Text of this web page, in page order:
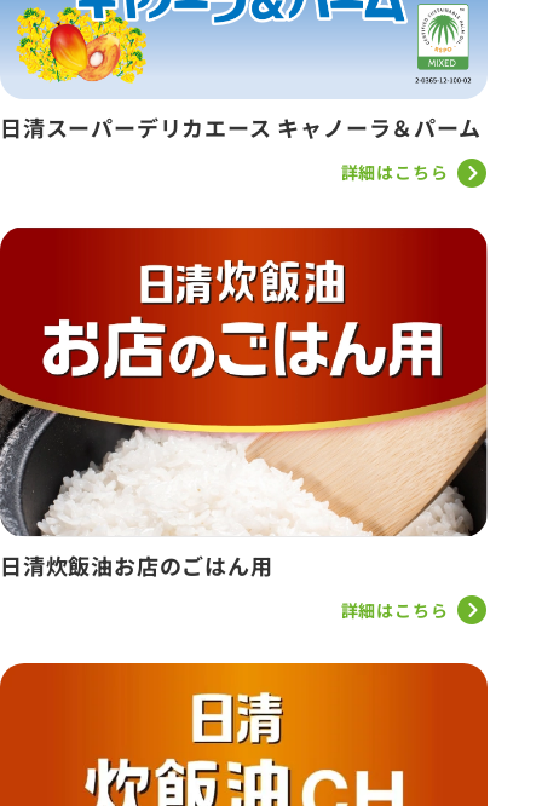
日清スーパーデリカエース キャノーラ＆パーム
詳細はこちら
日清炊飯油お店のごはん用
詳細はこちら